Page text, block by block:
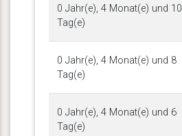
0 Jahr(e), 4 Monat(e) und 10
Tag(e)
0 Jahr(e), 4 Monat(e) und 8
Tag(e)
0 Jahr(e), 4 Monat(e) und 6
Tag(e)